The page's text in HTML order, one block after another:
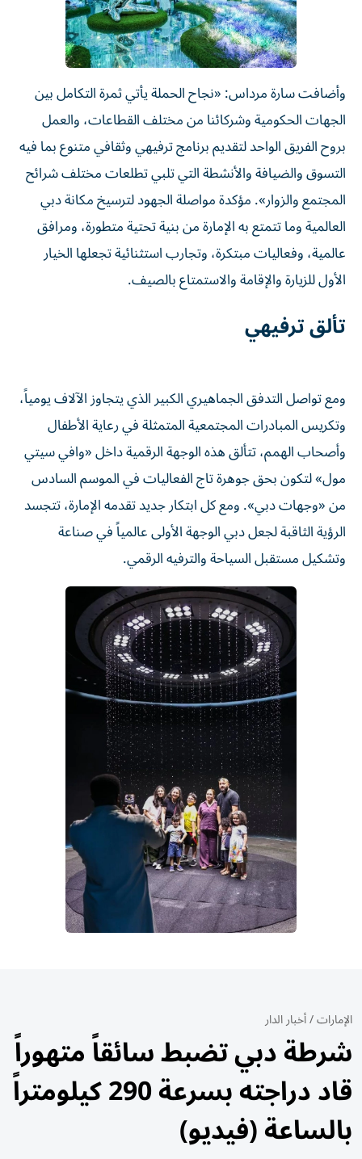
وأضافت سارة مرداس: «نجاح الحملة يأتي ثمرة التكامل بين
الجهات الحكومية وشركائنا من مختلف القطاعات، والعمل
بروح الفريق الواحد لتقديم برنامج ترفيهي وثقافي متنوع بما فيه
التسوق والضيافة والأنشطة التي تلبي تطلعات مختلف شرائح
المجتمع والزوار». مؤكدة مواصلة الجهود لترسيخ مكانة دبي
العالمية وما تتمتع به الإمارة من بنية تحتية متطورة، ومرافق
عالمية، وفعاليات مبتكرة، وتجارب استثنائية تجعلها الخيار
الأول للزيارة والإقامة والاستمتاع بالصيف.
تألق ترفيهي
ومع تواصل التدفق الجماهيري الكبير الذي يتجاوز الآلاف يومياً،
وتكريس المبادرات المجتمعية المتمثلة في رعاية الأطفال
وأصحاب الهمم، تتألق هذه الوجهة الرقمية داخل «وافي سيتي
مول» لتكون بحق جوهرة تاج الفعاليات في الموسم السادس
من «وجهات دبي». ومع كل ابتكار جديد تقدمه الإمارة، تتجسد
الرؤية الثاقبة لجعل دبي الوجهة الأولى عالمياً في صناعة
وتشكيل مستقبل السياحة والترفيه الرقمي.
الإمارات/أخبار الدار
شرطة دبي تضبط سائقاً متهوراً
قاد دراجته بسرعة 290 كيلومتراً
بالساعة (فيديو)